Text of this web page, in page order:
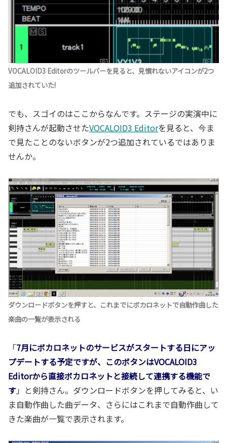
VOCALOID3 Editorのツールバーを見ると、見慣れないアイコンが2つ
追加されていた!
でも、スゴイのはここからなんです。ステージの実演中に
剣持さんが起動させたVOCALOID3 Editorを見ると、今ま
で見たことのないボタンが2つ追加されているではありま
せんか。
ダウンロードボタンを押すと、これまでにボカロネットで自動作曲した
楽曲の一覧が表示される
「7月にボカロネットのサービスがスタートする日にアッ
プデートする予定ですが、このボタンはVOCALOID3
Editorから直接ボカロネットと接続して連携する機能で
す」と剣持さん。ダウンロードボタンを押してみると、い
ま自動作曲した曲データ、さらにはこれまで自動作曲して
きた楽曲が一覧で表示されます。